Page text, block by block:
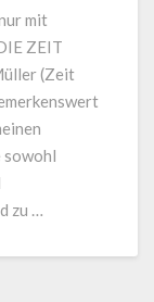
mit
ZEIT
(Zeit
sowohl
zu …